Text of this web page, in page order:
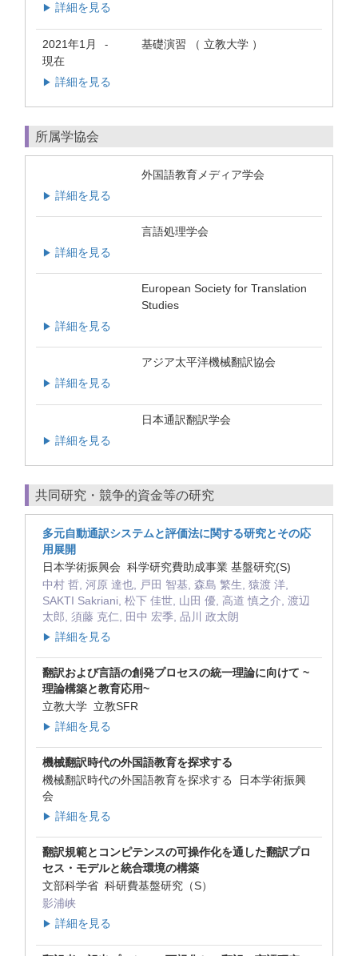
▶ 詳細を見る
2021年1月 -
現在
基礎演習 （ 立教大学 ）
▶ 詳細を見る
所属学協会
外国語教育メディア学会
▶ 詳細を見る
言語処理学会
▶ 詳細を見る
European Society for Translation
Studies
▶ 詳細を見る
アジア太平洋機械翻訳協会
▶ 詳細を見る
日本通訳翻訳学会
▶ 詳細を見る
共同研究・競争的資金等の研究
多元自動通訳システムと評価法に関する研究とその応
用展開
日本学術振興会 科学研究費助成事業 基盤研究(S)
中村 哲, 河原 達也, 戸田 智基, 森島 繁生, 猿渡 洋,
SAKTI Sakriani, 松下 佳世, 山田 優, 高道 慎之介, 渡辺
太郎, 須藤 克仁, 田中 宏季, 品川 政太朗
▶ 詳細を見る
翻訳および言語の創発プロセスの統一理論に向けて ~
理論構築と教育応用~
立教大学 立教SFR
▶ 詳細を見る
機械翻訳時代の外国語教育を探求する
機械翻訳時代の外国語教育を探求する 日本学術振興
会
▶ 詳細を見る
翻訳規範とコンピテンスの可操作化を通した翻訳プロ
セス・モデルと統合環境の構築
文部科学省 科研費基盤研究（S）
影浦峡
▶ 詳細を見る